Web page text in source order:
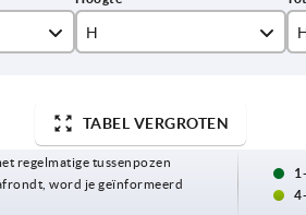
H
17
19,5
TABEL VERGROTEN
regelmatige tussenpozen
word je geïnformeerd